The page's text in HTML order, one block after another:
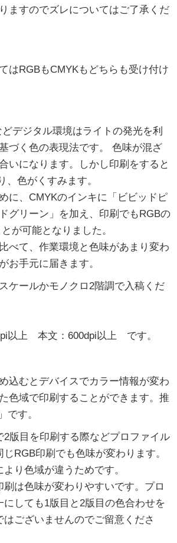
ますのでズレについてはご了承くだ
はRGBもCMYKもどちらも受け付け
デジタル環境はライトの発光を利
づく色の表現法です。 色味が混ざ
いになります。しかし印刷をすると
、色がくすみます。
に、CMYKのインキに「ビビッドピ
グリーン」を加え、印刷でもRGBの
が可能となりました。
べて、作業環境と色味があまり変わ
お手元に届きます。
ケールかモノクロ2階調で入稿くだ
以上 本文：600dpi以上 です。
込むとデバイスでカラー情報が変わ
色域で印刷することができます。推
です。
2版目を印刷する際などプロファイル
RGB印刷でも色味が変わります。
り色域が違うためです。
刷は色味が変わりやすいです。プロ
にしても1版目と2版目の色合わせを
はございませんのでご留意くださ